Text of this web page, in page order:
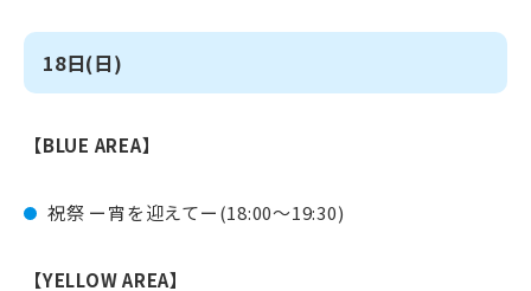
18日(日)
【BLUE AREA】
祝祭 ー宵を迎えてー(18:00～19:30)
【YELLOW AREA】